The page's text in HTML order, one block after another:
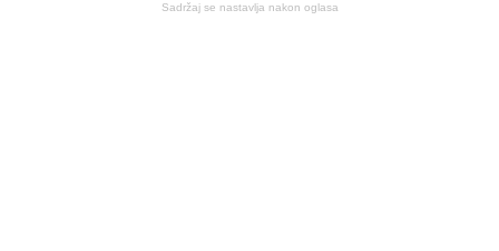
Sadržaj se nastavlja nakon oglasa